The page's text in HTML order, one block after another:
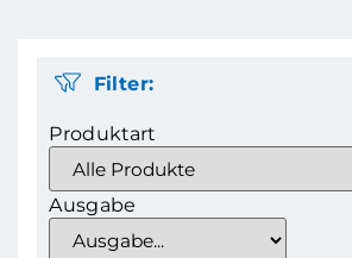
Filter:
Produktart
Ausgabe